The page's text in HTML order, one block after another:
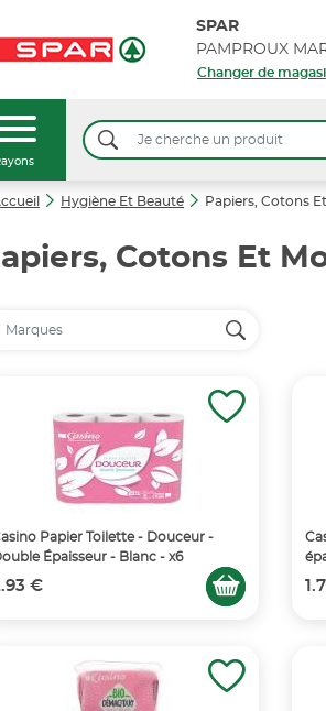
SPAR
PAMPROUX
Changer de
Hygiène Et Beauté Papiers, Cotons
Cotons Et
Papier Toilette - Douceur -
Épaisseur - Blanc - x6
€